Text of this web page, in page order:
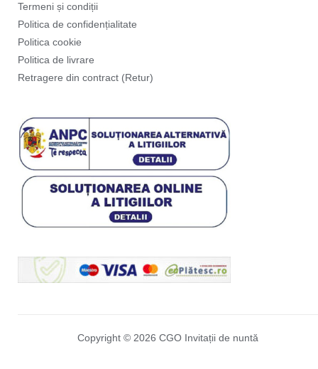
Termeni și condiții
Politica de confidențialitate
Politica cookie
Politica de livrare
Retragere din contract (Retur)
Copyright © 2026 CGO Invitații de nuntă